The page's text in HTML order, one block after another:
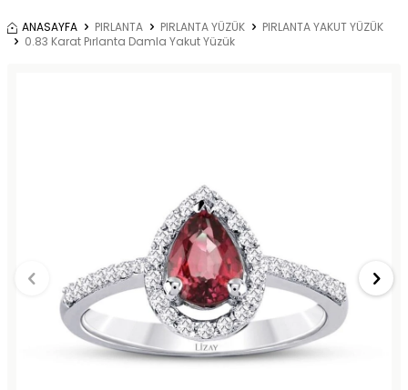
ANASAYFA PIRLANTA PIRLANTA YÜZÜK
PIRLANTA YAKUT YÜZÜK
0.83 Karat Pırlanta Damla Yakut Yüzük